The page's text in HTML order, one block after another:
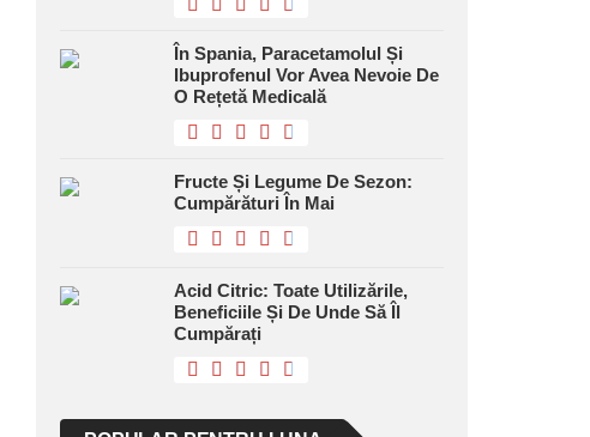
În Spania, Paracetamolul Și
Ibuprofenul Vor Avea Nevoie De
O Rețetă Medicală
Fructe Și Legume De Sezon:
Cumpărături În Mai
Acid Citric: Toate Utilizările,
Beneficiile Și De Unde Să Îl
Cumpărați